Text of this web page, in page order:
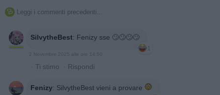
 Leggi i commenti precedenti...
SilvytheBest: Fenizy sse 🙄🙄🙄🙄
1
2 Novembre 2025 alle ore 14:50
· Ti stimo · Rispondi
Fenizy: SilvytheBest vieni a provare